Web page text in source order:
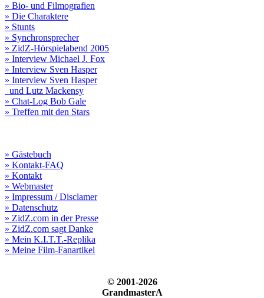
» Bio- und Filmografien
» Die Charaktere
» Stunts
» Synchronsprecher
» ZidZ-Hörspielabend 2005
» Interview Michael J. Fox
» Interview Sven Hasper
» Interview Sven Hasper
und Lutz Mackensy
» Chat-Log Bob Gale
» Treffen mit den Stars
» Gästebuch
» Kontakt-FAQ
» Kontakt
» Webmaster
» Impressum / Disclamer
» Datenschutz
» ZidZ.com in der Presse
» ZidZ.com sagt Danke
» Mein K.I.T.T.-Replika
» Meine Film-Fanartikel
© 2001-2026
GrandmasterA